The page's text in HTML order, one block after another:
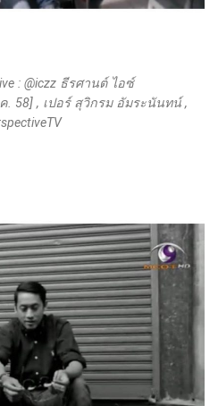
: @iczz ธีรศานต์ ไอซ์
58] , เปอร์ สุวิกรม อัมระนันทน์ ,